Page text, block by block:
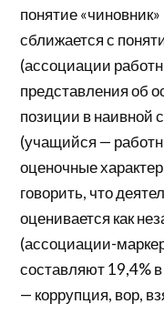
понятие
сближается с
(ассоциации
представления об
позиции в наивной
(учащийся —
оценочные
говорить, что
оценивается как
(ассоциации-
составляют 19,4%
— коррупция, вор,